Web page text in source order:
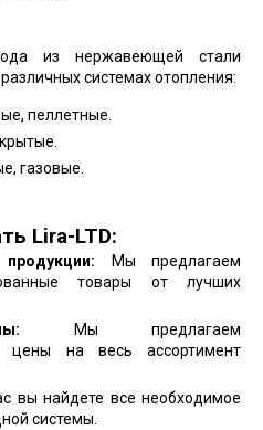
из нержавеющей стали
системах отопления:
пеллетные.
газовые.
Lira-LTD:
Мы предлагаем
товары от лучших
Мы предлагаем
цены на весь ассортимент
вы найдете все необходимое
системы.